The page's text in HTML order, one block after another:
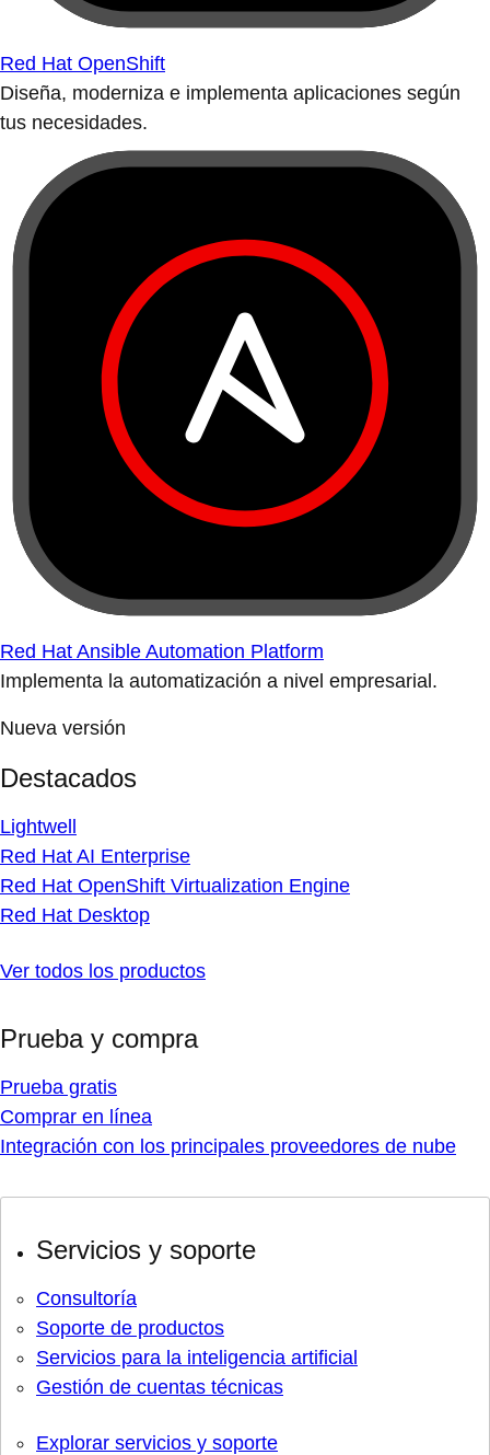
Red Hat OpenShift
Diseña, moderniza e implementa aplicaciones según
tus necesidades.
Red Hat Ansible Automation Platform
Implementa la automatización a nivel empresarial.
Nueva versión
Destacados
Lightwell
Red Hat AI Enterprise
Red Hat OpenShift Virtualization Engine
Red Hat Desktop
Ver todos los productos
Prueba y compra
Prueba gratis
Comprar en línea
Integración con los principales proveedores de nube
Servicios y soporte
Consultoría
Soporte de productos
Servicios para la inteligencia artificial
Gestión de cuentas técnicas
Explorar servicios y soporte